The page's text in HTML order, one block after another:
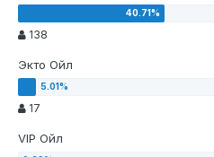
138
Экто Ойл
17
VIP Ойл